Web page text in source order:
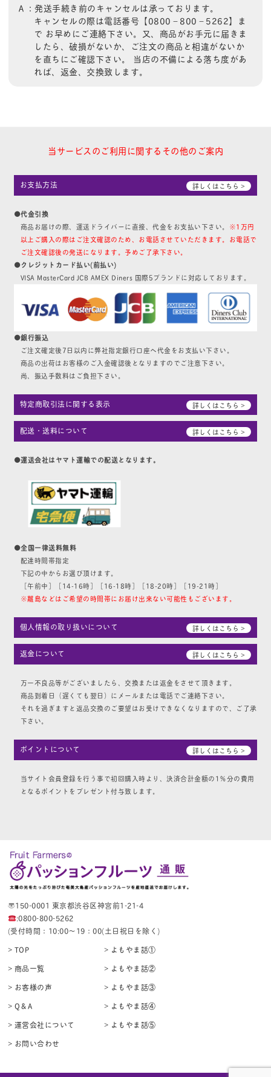
Ａ：発送手続き前のキャンセルは承っております。
キャンセルの際は電話番号【0800－800－5262】ま
で お早めにご連絡下さい。又、商品がお手元に届きま
したら、破損がないか、ご注文の商品と相違がないか
を直ちにご確認下さい。 当店の不備による落ち度があ
れば、返金、交換致します。
当サービスのご利用に関するその他のご案内
お支払方法 詳しくはこちら >
●代金引換
商品お届けの際、運送ドライバーに直接、代金をお支払い下さい。 ※1万円
以上ご購入の際はご注文確認のため、お電話させていただきます。お電話で
ご注文確認後の発送になります。予めご了承下さい。
●クレジットカード払い(前払い)
VISA MasterCard JCB AMEX Diners 国際5ブランドに対応しております。
●銀行振込
ご注文確定後7日以内に弊社指定銀行口座へ代金をお支払い下さい。
商品の出荷はお客様のご入金確認後となりますのでご注意下さい。
尚、振込手数料はご負担下さい。
特定商取引法に関する表示 詳しくはこちら >
配送・送料について 詳しくはこちら >
●運送会社はヤマト運輸での配送となります。
●全国一律送料無料
配達時間帯指定
下記の中からお選び頂けます。
［午前中］［14-16時］［16-18時］［18-20時］［19-21時］
※離島などはご希望の時間帯にお届け出来ない可能性もございます。
個人情報の取り扱いについて 詳しくはこちら >
返金について 詳しくはこちら >
万一不良品等がございましたら、交換または返金をさせて頂きます。
商品到着日（遅くても翌日）にメールまたは電話でご連絡下さい。
それを過ぎますと返品交換のご要望はお受けできなくなりますので、ご了承
下さい。
ポイントについて 詳しくはこちら >
当サイト会員登録を行う事で初回購入時より、決済合計金額の1％分の費用
となるポイントをプレゼント付与致します。
〒150-0001 東京都渋谷区神宮前1-21-4
:0800-800-5262
(受付時間：10:00〜19：00(土日祝日を除く)
> TOP
> 商品一覧
> お客様の声
> Q＆A
> 運営会社について
> お問い合わせ
> よもやま話①
> よもやま話②
> よもやま話③
> よもやま話④
> よもやま話⑤